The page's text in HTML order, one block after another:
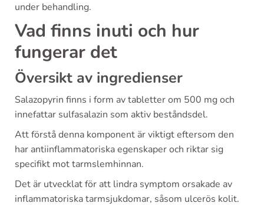
under behandling.
Vad finns inuti och hur
fungerar det
Översikt av ingredienser
Salazopyrin finns i form av tabletter om 500 mg och
innefattar sulfasalazin som aktiv beståndsdel.
Att förstå denna komponent är viktigt eftersom den
har antiinflammatoriska egenskaper och riktar sig
specifikt mot tarmslemhinnan.
Det är utvecklat för att lindra symptom orsakade av
inflammatoriska tarmsjukdomar, såsom ulcerös kolit.